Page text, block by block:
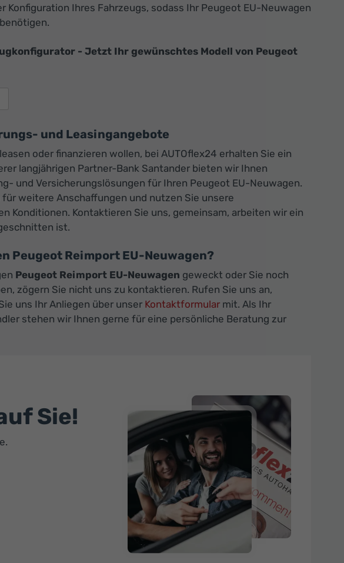
Konfiguration Ihres Fahrzeugs, sodass Ihr Peugeot EU-Neuwagen
- Jetzt Ihr gewünschtes Modell von Peugeot
und Leasingangebote
oder finanzieren wollen, bei AUTOflex24 erhalten Sie ein
langjährigen Partner-Bank Santander bieten wir Ihnen
und Versicherungslösungen für Ihren Peugeot EU-Neuwagen.
weitere Anschaffungen und nutzen Sie unsere
Konditionen. Kontaktieren Sie uns, gemeinsam, arbeiten wir ein
ist.
Peugeot Reimport EU-Neuwagen?
Peugeot Reimport EU-Neuwagen geweckt oder Sie noch
zögern Sie nicht uns zu kontaktieren. Rufen Sie uns an,
uns Ihr Anliegen über unser Kontaktformularmit. Als Ihr
stehen wir Ihnen gerne für eine persönliche Beratung zur
Sie!